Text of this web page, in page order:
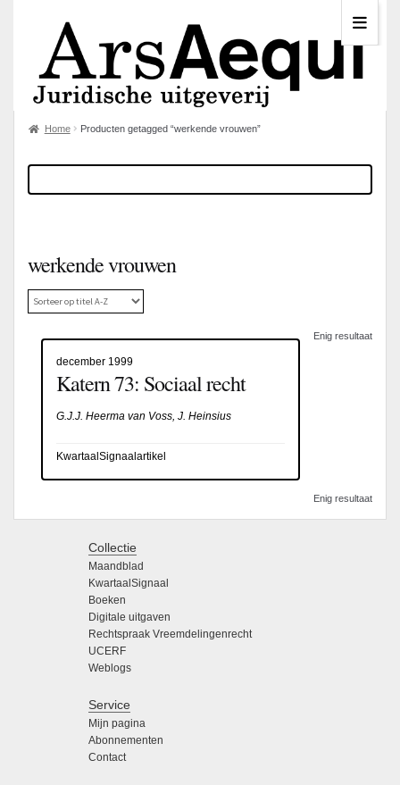
Home Producten getagged “werkende vrouwen”
werkende vrouwen
Enig resultaat
december 1999
Katern 73: Sociaal recht
G.J.J. Heerma van Voss, J. Heinsius
KwartaalSignaalartikel
Enig resultaat
Collectie
Maandblad
KwartaalSignaal
Boeken
Digitale uitgaven
Rechtspraak Vreemdelingenrecht
UCERF
Weblogs
Service
Mijn pagina
Abonnementen
Contact